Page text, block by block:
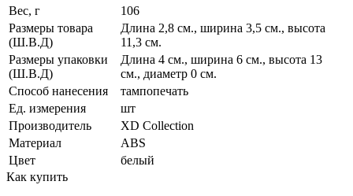
Вес, г
106
Размеры товара
(Ш.В.Д)
Длина 2,8 см., ширина 3,5 см., высота
11,3 см.
Размеры упаковки
(Ш.В.Д)
Длина 4 см., ширина 6 см., высота 13
см., диаметр 0 см.
Способ нанесения
тампопечать
Ед. измерения
шт
Производитель
XD Collection
Материал
ABS
Цвет
белый
Как купить